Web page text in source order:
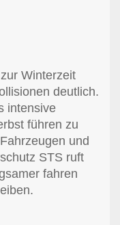
Winterzeit
deutlich.
intensive
führen zu
und
STS ruft
fahren